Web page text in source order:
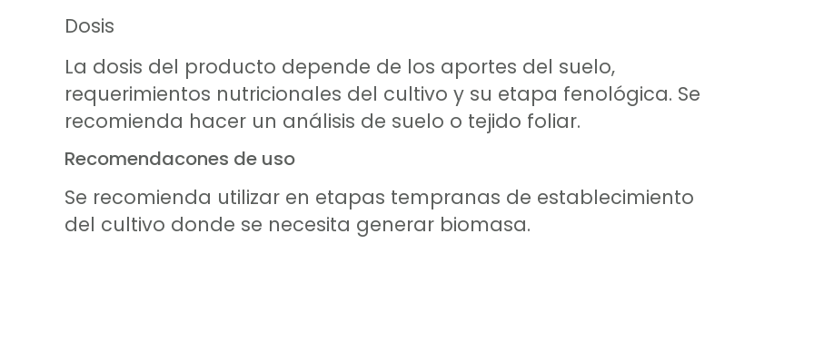
Dosis
La dosis del producto depende de los aportes del suelo,
requerimientos nutricionales del cultivo y su etapa fenológica. Se
recomienda hacer un análisis de suelo o tejido foliar.
Recomendacones de uso
Se recomienda utilizar en etapas tempranas de establecimiento
del cultivo donde se necesita generar biomasa.